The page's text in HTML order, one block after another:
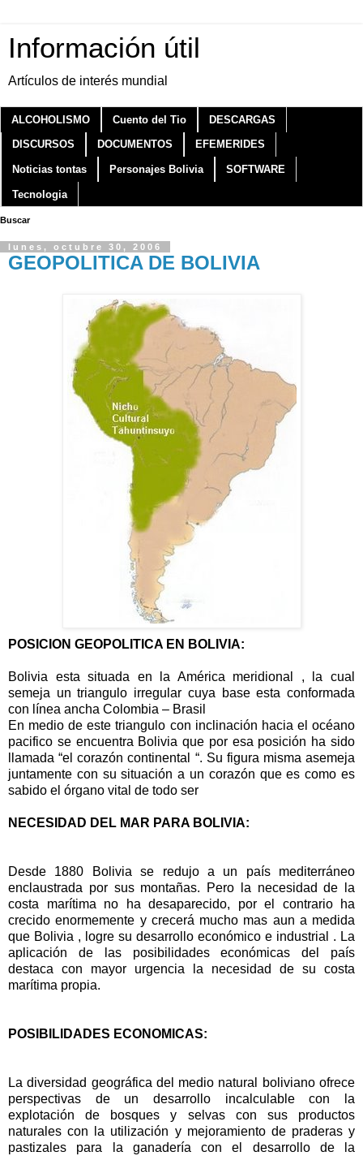
Información útil
Artículos de interés mundial
ALCOHOLISMO Cuento del Tio DESCARGAS
DISCURSOS DOCUMENTOS EFEMERIDES
Noticias tontas Personajes Bolivia SOFTWARE
Tecnologia
Buscar
lunes, octubre 30, 2006
GEOPOLITICA DE BOLIVIA
POSICION GEOPOLITICA EN BOLIVIA:
Bolivia esta situada en la América meridional , la cual
semeja un triangulo irregular cuya base esta conformada
con línea ancha Colombia – Brasil
En medio de este triangulo con inclinación hacia el océano
pacifico se encuentra Bolivia que por esa posición ha sido
llamada “el corazón continental “. Su figura misma asemeja
juntamente con su situación a un corazón que es como es
sabido el órgano vital de todo ser
NECESIDAD DEL MAR PARA BOLIVIA:
Desde 1880 Bolivia se redujo a un país mediterráneo
enclaustrada por sus montañas. Pero la necesidad de la
costa marítima no ha desaparecido, por el contrario ha
crecido enormemente y crecerá mucho mas aun a medida
que Bolivia , logre su desarrollo económico e industrial . La
aplicación de las posibilidades económicas del país
destaca con mayor urgencia la necesidad de su costa
marítima propia.
POSIBILIDADES ECONOMICAS:
La diversidad geográfica del medio natural boliviano ofrece
perspectivas de un desarrollo incalculable con la
explotación de bosques y selvas con sus productos
naturales con la utilización y mejoramiento de praderas y
pastizales para la ganadería con el desarrollo de la